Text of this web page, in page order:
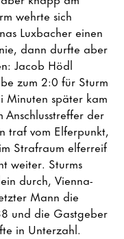
wehrte sich
Luxbacher einen
dann durfte aber
Jacob Hödl
zum 2:0 für Sturm
Minuten später kam
Anschlusstreffer der
traf vom Elferpunkt,
Strafraum elferreif
weiter. Sturms
durch, Vienna-
Mann die
und die Gastgeber
in Unterzahl.